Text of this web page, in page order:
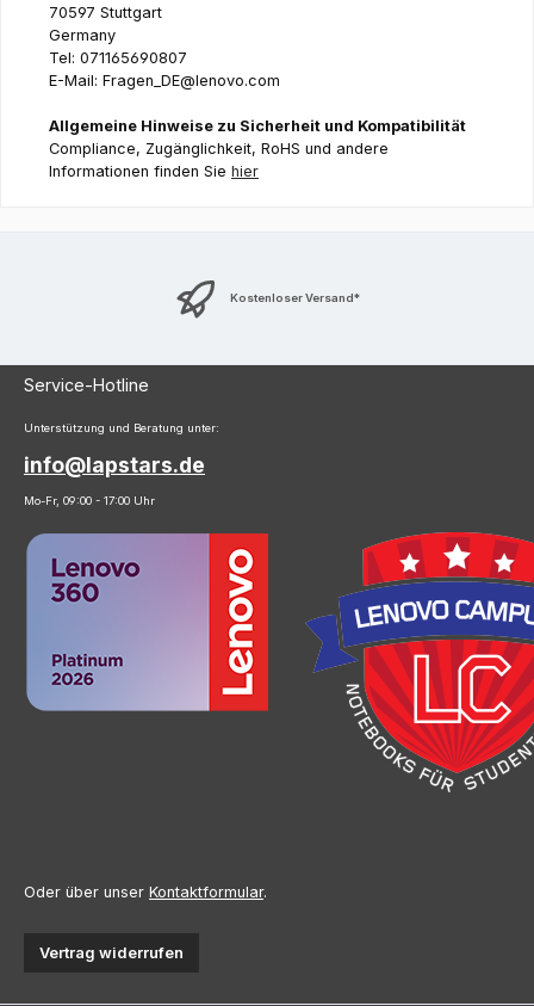
70597 Stuttgart
Germany
Tel: 071165690807
E-Mail: Fragen_DE@lenovo.com
Allgemeine Hinweise zu Sicherheit und Kompatibilität
Compliance, Zugänglichkeit, RoHS und andere
Informationen finden Sie hier
Kostenloser Versand*
Service-Hotline
Unterstützung und Beratung unter:
info@lapstars.de
Mo-Fr, 09:00 - 17:00 Uhr
Oder über unser Kontaktformular.
Vertrag widerrufen